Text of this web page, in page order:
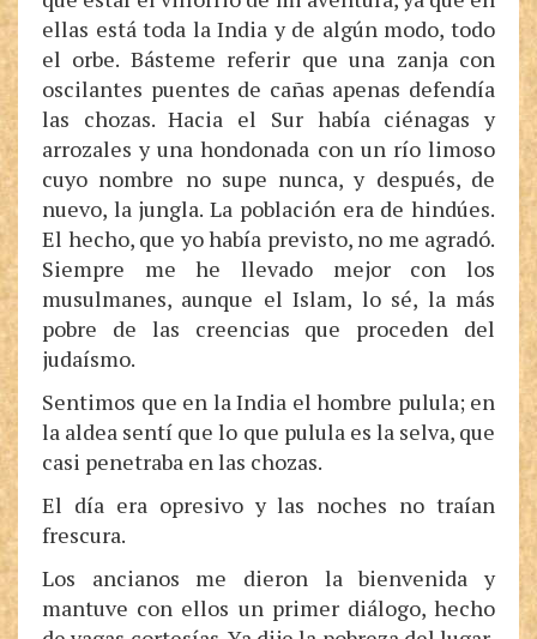
ellas está toda la India y de algún modo, todo
el orbe. Básteme referir que una zanja con
oscilantes puentes de cañas apenas defendía
las chozas. Hacia el Sur había ciénagas y
arrozales y una hondonada con un río limoso
cuyo nombre no supe nunca, y después, de
nuevo, la jungla. La población era de hindúes.
El hecho, que yo había previsto, no me agradó.
Siempre me he llevado mejor con los
musulmanes, aunque el Islam, lo sé, la más
pobre de las creencias que proceden del
judaísmo.
Sentimos que en la India el hombre pulula; en
la aldea sentí que lo que pulula es la selva, que
casi penetraba en las chozas.
El día era opresivo y las noches no traían
frescura.
Los ancianos me dieron la bienvenida y
mantuve con ellos un primer diálogo, hecho